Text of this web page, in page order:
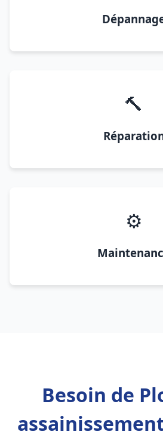
🔨
⚙️
Besoin de